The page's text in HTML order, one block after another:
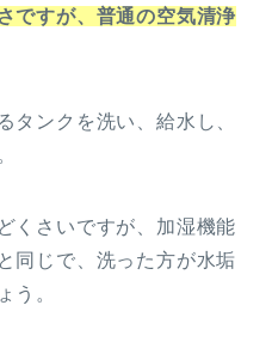
ですが、普通の空気清浄
タンクを洗い、給水し、
くさいですが、加湿機能
同じで、洗った方が水垢
う。